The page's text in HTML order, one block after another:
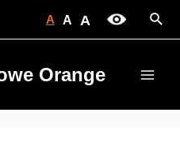
A A A
Orange